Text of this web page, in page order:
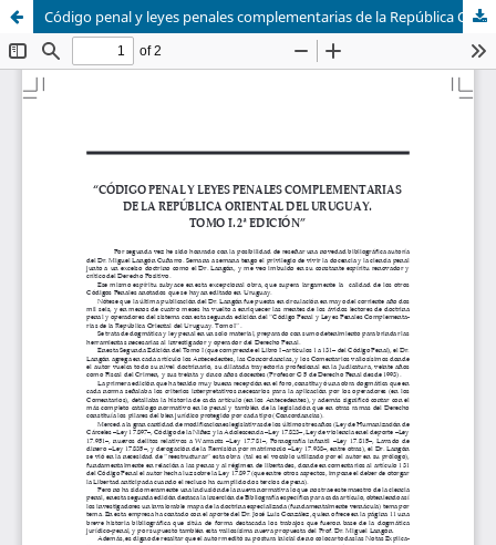
Código penal y leyes penales complementarias de la República Oriental del Uruguay. Tomo I. 2a.ed.